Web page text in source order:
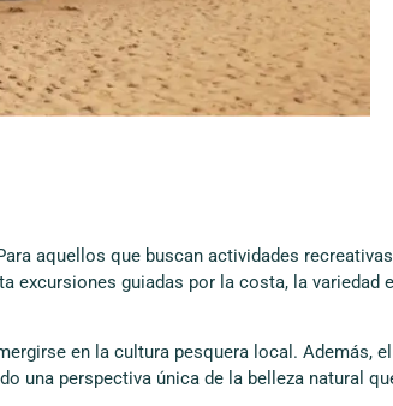
aquellos que buscan actividades
excursiones guiadas por la costa, la variedad
en la cultura pesquera local. Además, el
una perspectiva única de la belleza natural